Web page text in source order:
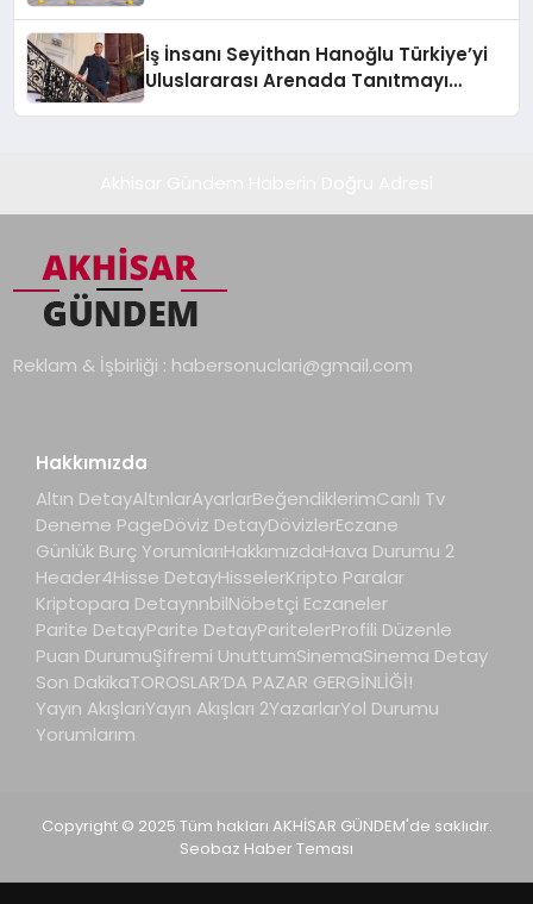
İş İnsanı Seyithan Hanoğlu Türkiye’yi
Uluslararası Arenada Tanıtmayı
Reklam & İşbirliği : habersonuclari@gmail.com
Hakkımızda
Altın DetayAltınlarAyarlarBeğendiklerimCanlı Tv
Deneme PageDöviz DetayDövizlerEczane
Günlük Burç YorumlarıHakkımızdaHava Durumu 2
Header4Hisse DetayHisselerKripto Paralar
Kriptopara DetaynnbilNöbetçi Eczaneler
Parite DetayParite DetayParitelerProfili Düzenle
Puan DurumuŞifremi UnuttumSinemaSinema Detay
Son DakikaTOROSLAR’DA PAZAR GERGİNLİĞİ!
Yayın AkışlarıYayın Akışları 2YazarlarYol Durumu
Yorumlarım
Copyright © 2025 Tüm hakları AKHİSAR GÜNDEM'de saklıdır.
Seobaz Haber Teması